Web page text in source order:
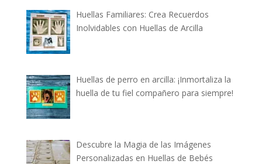
Huellas Familiares: Crea Recuerdos
Inolvidables con Huellas de Arcilla
Huellas de perro en arcilla: ¡Inmortaliza la
huella de tu fiel compañero para siempre!
Descubre la Magia de las Imágenes
Personalizadas en Huellas de Bebés